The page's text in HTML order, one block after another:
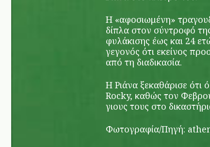
Η «αφοσιωμένη»
δίπλα στον σύντροφό
φυλάκισης έως και 24
γεγονός ότι εκείνος
από τη διαδικασία.
Η Ριάνα ξεκαθάρισε ότι
Rocky, καθώς τον
γιους τους στο
Φωτογραφία/Πηγή: